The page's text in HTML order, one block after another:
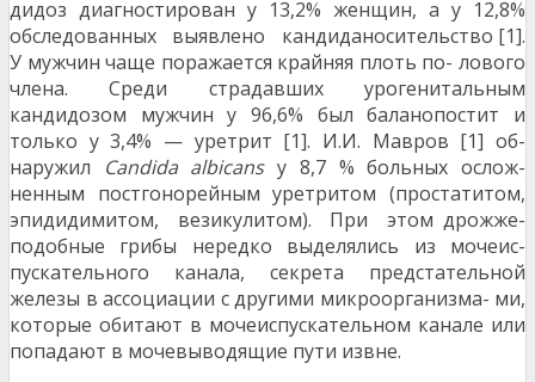
дидоз диагностирован у 13,2% женщин, а у 12,8%
обследованных выявлено кандиданосительство [1].
У мужчин чаще поражается крайняя плоть по- лового
члена. Среди страдавших урогенитальным
кандидозом мужчин у 96,6% был баланопостит и
только у 3,4% — уретрит [1]. И.И. Мавров [1] об-
наружил
Candida albicansу 8,7 % больных ослож-
ненным постгонорейным уретритом (простатитом,
эпидидимитом, везикулитом). При этом дрожже-
подобные грибы нередко выделялись из мочеис-
пускательного канала, секрета предстательной
железы в ассоциации с другими микроорганизма- ми,
которые обитают в мочеиспускательном канале или
попадают в мочевыводящие пути извне.